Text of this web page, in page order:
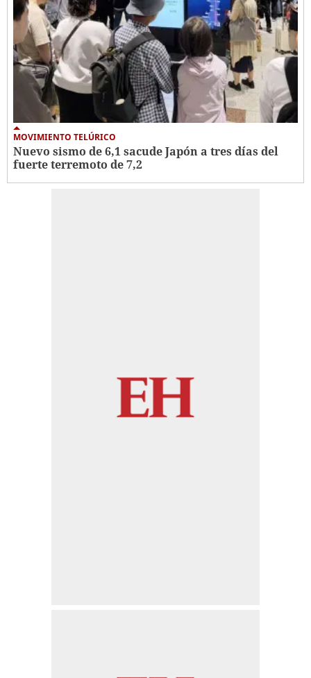
MOVIMIENTO TELÚRICO
Nuevo sismo de 6,1 sacude Japón a tres días del
fuerte terremoto de 7,2